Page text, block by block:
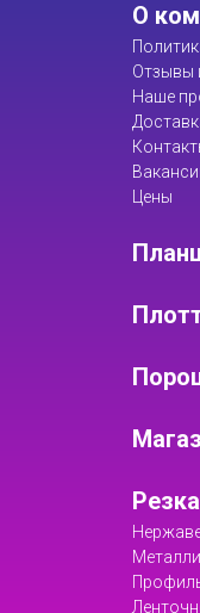
О
Отзывы
Наше
Цены